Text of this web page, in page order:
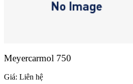
Meyercarmol 750
Giá: Liên hệ